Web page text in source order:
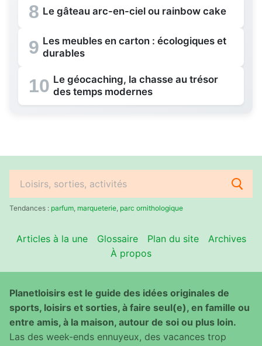
8 Le gâteau arc-en-ciel ou rainbow cake
9 Les meubles en carton : écologiques et
durables
10 Le géocaching, la chasse au trésor
des temps modernes
Rechercher
:Tendances : parfum marqueterie parc ornithologique
Articles à la une Glossaire Plan du site
Archives
À propos
Planetloisirs est le guide des idées originales de
sports, loisirs et sorties, à faire seul(e), en famille ou
entre amis, à la maison, autour de soi ou plus loin.
Las des week-ends ennuyeux, des vacances trop